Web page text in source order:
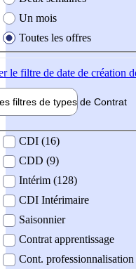
Un mois
Toutes les offres
le filtre de date de création
filtres de types de Contrat
contrat
CDI (16)
CDD (9)
Intérim (128)
CDI Intérimaire
Saisonnier
Contrat apprentissage
Cont. professionnalisation